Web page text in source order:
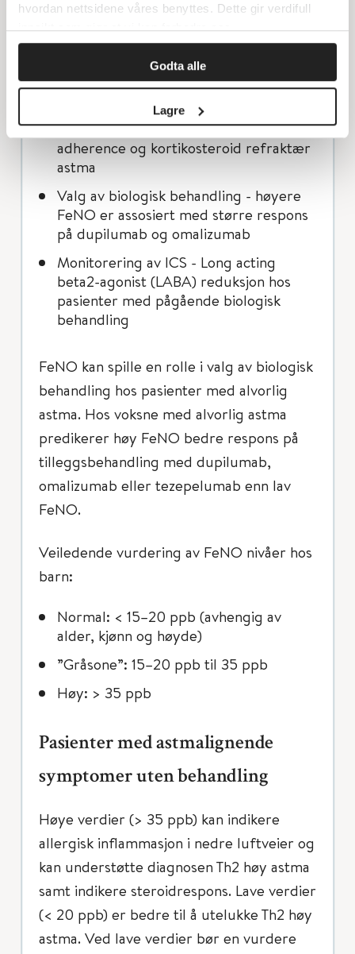
hvordan nettsidene våres benyttes. Dette gir verdifull
innsikt som gjør at vi kan forbedre oss.
Godta alle
Lagre
til alvorlig astma:
observert administrering av høydose
ICS i tillegg til vanlig astma-behandling
i 1 uke med påfølgende signifikante (40
%) fall i FeNO) - skiller mellom dårlig
adherence og kortikosteroid refraktær
astma
Valg av biologisk behandling - høyere
FeNO er assosiert med større respons
på dupilumab og omalizumab
Monitorering av ICS - Long acting
beta2-agonist (LABA) reduksjon hos
pasienter med pågående biologisk
behandling
FeNO kan spille en rolle i valg av biologisk
behandling hos pasienter med alvorlig
astma. Hos voksne med alvorlig astma
predikerer høy FeNO bedre respons på
tilleggsbehandling med dupilumab,
omalizumab eller tezepelumab enn lav
FeNO.
Veiledende vurdering av FeNO nivåer hos
barn:
Normal: < 15–20 ppb (avhengig av
alder, kjønn og høyde)
”Gråsone”: 15–20 ppb til 35 ppb
Høy: > 35 ppb
Pasienter med astmalignende
symptomer uten behandling
Høye verdier (> 35 ppb) kan indikere
allergisk inflammasjon i nedre luftveier og
kan understøtte diagnosen Th2 høy astma
samt indikere steroidrespons. Lave verdier
(< 20 ppb) er bedre til å utelukke Th2 høy
astma. Ved lave verdier bør en vurdere